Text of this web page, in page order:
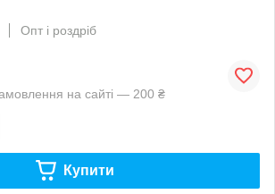
Опт і роздріб
на сайті — 200 ₴
Купити